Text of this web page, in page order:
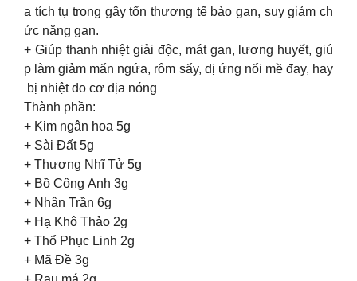
a tích tụ trong gây tổn thương tế bào gan, suy giảm ch
ức năng gan.
+ Giúp thanh nhiệt giải độc, mát gan, lương huyết, giú
p làm giảm mẩn ngứa, rôm sẩy, dị ứng nổi mề đay, hay
bị nhiệt do cơ địa nóng
Thành phần:
+ Kim ngân hoa 5g
+ Sài Đất 5g
+ Thương Nhĩ Tử 5g
+ Bồ Công Anh 3g
+ Nhân Trần 6g
+ Hạ Khô Thảo 2g
+ Thổ Phục Linh 2g
+ Mã Đề 3g